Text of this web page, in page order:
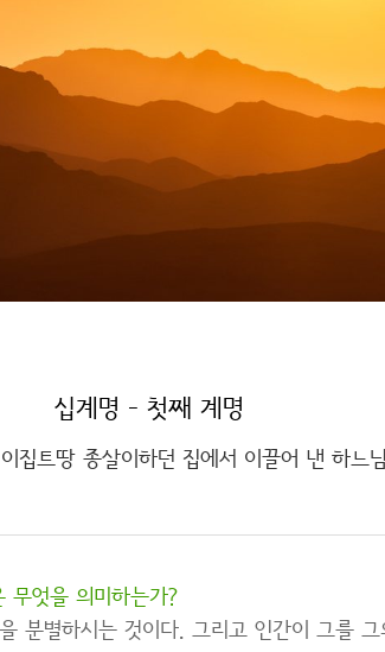
십계명 - 첫째 계명
집트땅 종살이하던 집에서 이끌어 낸 하느
무엇을 의미하는가?
분별하시는 것이다. 그리고 인간이 그를